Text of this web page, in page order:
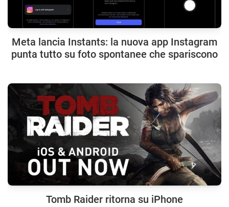
Meta lancia Instants: la nuova app Instagram
punta tutto su foto spontanee che spariscono
Tomb Raider ritorna su iPhone